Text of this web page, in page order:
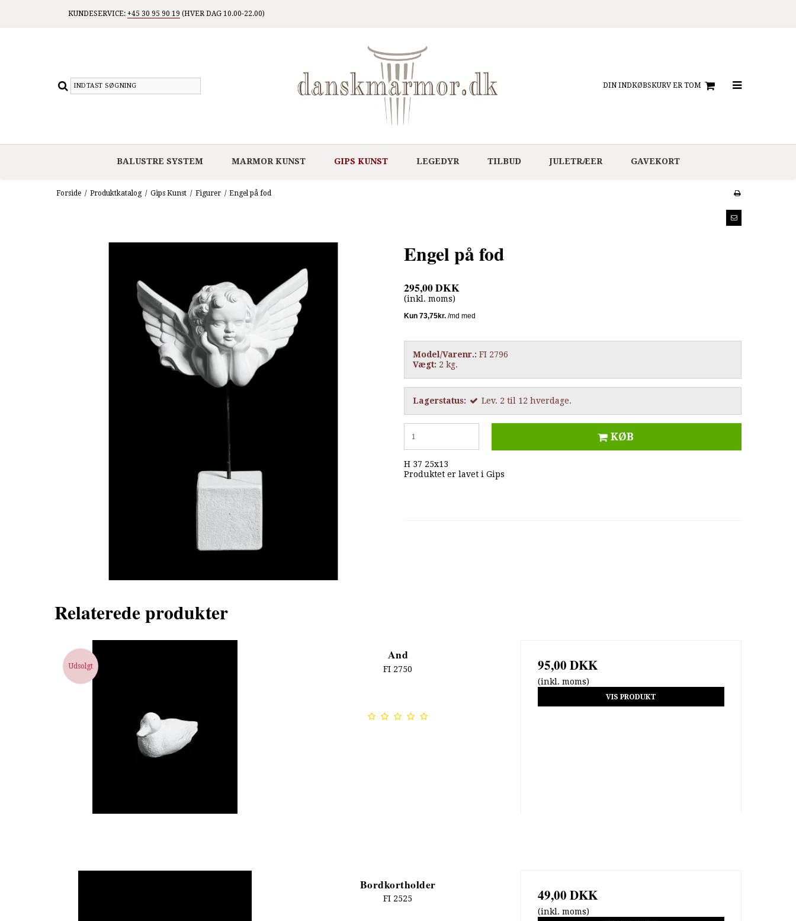
KUNDESERVICE: +45 30 95 90 19 (HVER DAG 10.00-22.00)
DIN INDKØBSKURV ER TOM
BALUSTRE SYSTEM MARMOR KUNST GIPS KUNST LEGEDYR TILBUD JULETRÆER GAVEKORT
Forside / Produktkatalog / Gips Kunst / Figurer / Engel på fod
Engel på fod
295,00 DKK
(inkl. moms)
Model/Varenr.: FI 2796
Vægt: 2 kg.
Lagerstatus: Lev. 2 til 12 hverdage.
KØB
H 37 25x13
Produktet er lavet i Gips
Relaterede produkter
Udsolgt
And
FI 2750 95,00 DKK
(inkl. moms)
VIS PRODUKT
Bordkortholder
FI 2525 49,00 DKK
(inkl. moms)